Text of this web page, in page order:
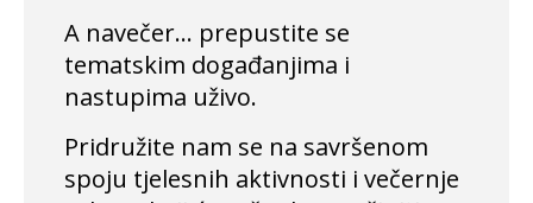
A navečer… prepustite se
tematskim događanjima i
nastupima uživo.
Pridružite nam se na savršenom
spoju tjelesnih aktivnosti i večernje